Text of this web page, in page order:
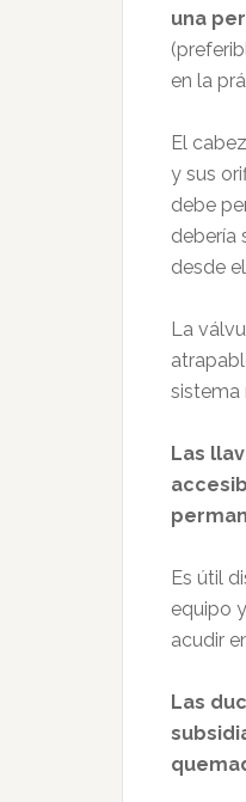
una
en la
El
y sus
debe
debería
desde
La
sistema
Las
Es útil
equipo
acudir
Las